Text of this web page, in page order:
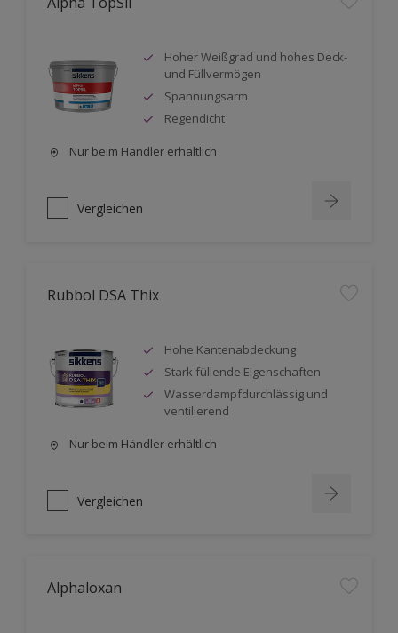
Hoher Weißgrad und hohes Deck-
und Füllvermögen
Spannungsarm
Regendicht
Nur beim Händler erhältlich
Vergleichen
Rubbol DSA Thix
Hohe Kantenabdeckung
Stark füllende Eigenschaften
Wasserdampfdurchlässig und
ventilierend
Nur beim Händler erhältlich
Vergleichen
Alphaloxan